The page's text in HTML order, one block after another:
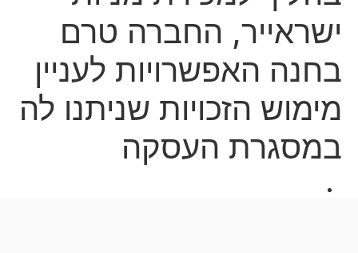
ישראייר, החברה טרם
בחנה האפשרויות לעניין
מימוש הזכויות שניתנו לה
במסגרת העסקה